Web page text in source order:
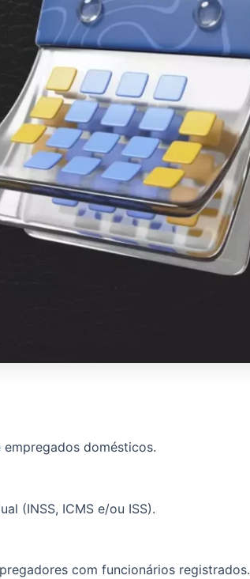
domésticos.
(INSS, ICMS e/ou ISS).
com funcionários registrados.